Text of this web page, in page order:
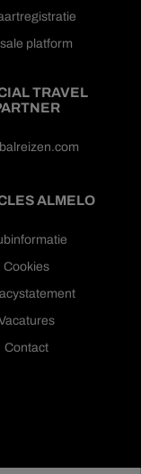
platform
TRAVEL
ALMELO
Cookies
Contact